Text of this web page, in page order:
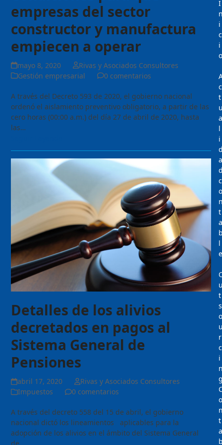
empresas del sector
constructor y manufactura
empiecen a operar
mayo 8, 2020
Rivas y Asociados Consultores
Gestión empresarial
0 comentarios
A través del Decreto 593 de 2020, el gobierno nacional
ordenó el aislamiento preventivo obligatorio, a partir de las
cero horas (00:00 a.m.) del día 27 de abril de 2020, hasta
las…
Detalles de los alivios
decretados en pagos al
Sistema General de
Pensiones
abril 17, 2020
Rivas y Asociados Consultores
Impuestos
0 comentarios
A través del decreto 558 del 15 de abril, el gobierno
nacional dictó los lineamientos aplicables para la
adopción de los alivios en el ámbito del Sistema General
I
i
c
i
o
c
t
a
l
i
a
c
o
t
a
l
e
t
s
o
r
c
i
o
t
a